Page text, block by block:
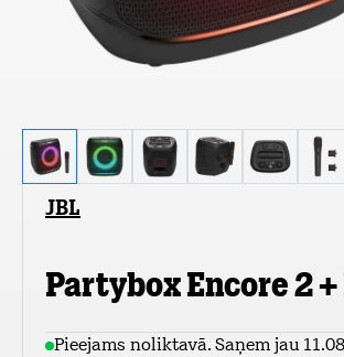
JBL
Partybox Encore 2
Pieejams noliktavā. Saņem jau